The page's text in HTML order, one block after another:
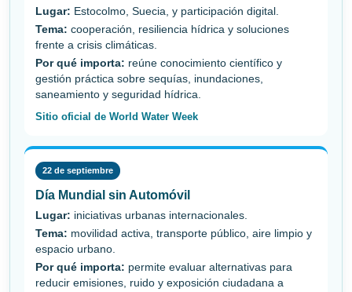
Lugar: Estocolmo, Suecia, y participación digital.
Tema: cooperación, resiliencia hídrica y soluciones
frente a crisis climáticas.
Por qué importa: reúne conocimiento científico y
gestión práctica sobre sequías, inundaciones,
saneamiento y seguridad hídrica.
Sitio oficial de World Water Week
22 de septiembre
Día Mundial sin Automóvil
Lugar: iniciativas urbanas internacionales.
Tema: movilidad activa, transporte público, aire limpio y
espacio urbano.
Por qué importa: permite evaluar alternativas para
reducir emisiones, ruido y exposición ciudadana a